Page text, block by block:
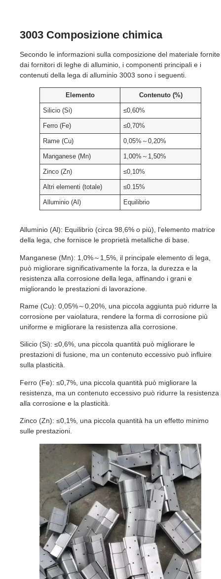
3003 Composizione chimica
Secondo le informazioni sulla composizione del materiale fornite
dai fornitori di leghe di alluminio, i componenti principali e i
contenuti della lega di alluminio 3003 sono i seguenti.
Elemento Contenuto (%)
Silicio (Si) ≤0,60%
Ferro (Fe) ≤0,70%
Rame (Cu) 0,05%～0,20%
Manganese (Mn) 1,00%～1,50%
Zinco (Zn) ≤0,10%
Altri elementi (totale) ≤0.15%
Alluminio (Al) Equilibrio
Alluminio (Al): Equilibrio (circa 98,6% o più), l'elemento matrice
della lega, che fornisce le proprietà metalliche di base.
Manganese (Mn): 1,0%～1,5%, il principale elemento di lega,
può migliorare significativamente la forza, la durezza e la
resistenza alla corrosione della lega, affinando i grani e
migliorando le prestazioni di lavorazione.
Rame (Cu): 0,05%～0,20%, una piccola aggiunta può ridurre la
corrosione per vaiolatura, rendere la forma di corrosione più
uniforme e migliorare la resistenza alla corrosione.
Silicio (Si): ≤0,6%, una piccola quantità può migliorare le
prestazioni di fusione, ma un contenuto eccessivo può influire
sulla plasticità.
Ferro (Fe): ≤0,7%, una piccola quantità può migliorare la
resistenza, ma un contenuto eccessivo può ridurre la resistenza
alla corrosione e la plasticità.
Zinco (Zn): ≤0,1%, una piccola quantità ha un effetto minimo
sulle prestazioni.